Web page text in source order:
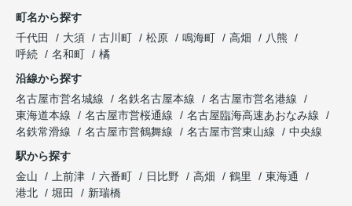
町名から探す
千代田
大須 古川町 松原 鳴海町 高畑
八熊
呼続
名和町
橘
沿線から探す
名古屋市営名城線
名鉄名古屋本線
名古屋市営名港線
東海道本線
名古屋市営桜通線
名古屋臨海高速あおなみ線
名鉄常滑線
名古屋市営鶴舞線 名古屋市営東山線
中央線
駅から探す
金山
上前津 六番町 日比野 高畑 鶴里
東海通
港北
堀田 新瑞橋